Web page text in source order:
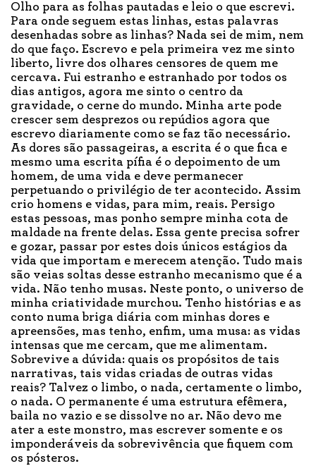
Olho para as folhas pautadas e leio o que escrevi.
Para onde seguem estas linhas, estas palavras
desenhadas sobre as linhas? Nada sei de mim, nem
do que faço. Escrevo e pela primeira vez me sinto
liberto, livre dos olhares censores de quem me
cercava. Fui estranho e estranhado por todos os
dias antigos, agora me sinto o centro da
gravidade, o cerne do mundo. Minha arte pode
crescer sem desprezos ou repúdios agora que
escrevo diariamente como se faz tão necessário.
As dores são passageiras, a escrita é o que fica e
mesmo uma escrita pífia é o depoimento de um
homem, de uma vida e deve permanecer
perpetuando o privilégio de ter acontecido. Assim
crio homens e vidas, para mim, reais. Persigo
estas pessoas, mas ponho sempre minha cota de
maldade na frente delas. Essa gente precisa sofrer
e gozar, passar por estes dois únicos estágios da
vida que importam e merecem atenção. Tudo mais
são veias soltas desse estranho mecanismo que é a
vida. Não tenho musas. Neste ponto, o universo de
minha criatividade murchou. Tenho histórias e as
conto numa briga diária com minhas dores e
apreensões, mas tenho, enfim, uma musa: as vidas
intensas que me cercam, que me alimentam.
Sobrevive a dúvida: quais os propósitos de tais
narrativas, tais vidas criadas de outras vidas
reais? Talvez o limbo, o nada, certamente o limbo,
o nada. O permanente é uma estrutura efêmera,
baila no vazio e se dissolve no ar. Não devo me
ater a este monstro, mas escrever somente e os
imponderáveis da sobrevivência que fiquem com
os pósteros.